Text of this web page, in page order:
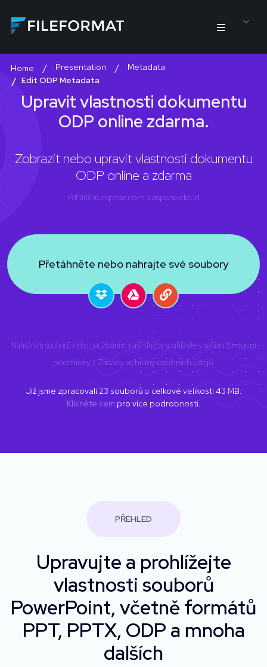
Home Presentation
Metadata
Edit ODP Metadata
Upravit vlastnosti dokumentu
ODP online zdarma.
Zobrazit nebo upravit vlastnosti dokumentu
ODP online a zdarma
Poháněnoaspose.com a aspose.cloud
Přetáhněte nebo nahrajte své soubory
Nahráním souborů nebo používáním naší služby souhlasíte s našimi Smluvní
podmínkya Zásady ochrany osobních údajů.
Již jsme zpracovali 23 souborů o celkové velikosti 43 MB.
Klikněte sem pro více podrobností.
PŘEHLED
Upravujte a prohlížejte
vlastnosti souborů
PowerPoint, včetně formátů
PPT, PPTX, ODP a mnoha
dalších